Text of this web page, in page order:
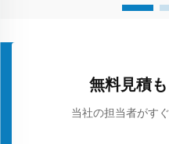
無料見積
当社の担当者がす